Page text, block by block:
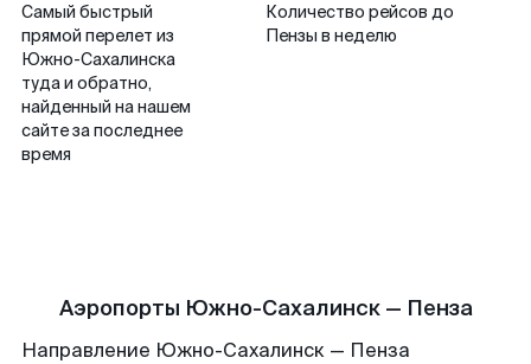
Самый быстрый
прямой перелет из
Южно-Сахалинска
туда и обратно,
найденный на нашем
сайте за последнее
время
Количество рейсов до
Пензы в неделю
Аэропорты Южно-Сахалинск — Пенза
Направление Южно-Сахалинск — Пенза